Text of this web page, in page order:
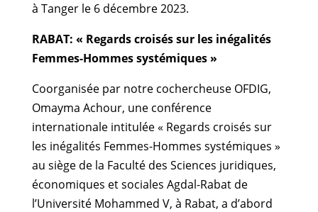
à Tanger le 6 décembre 2023.
RABAT: « Regards croisés sur les inégalités
Femmes-Hommes systémiques »
Coorganisée par notre cochercheuse OFDIG,
Omayma Achour, une conférence
internationale intitulée « Regards croisés sur
les inégalités Femmes-Hommes systémiques »
au siège de la Faculté des Sciences juridiques,
économiques et sociales Agdal-Rabat de
l’Université Mohammed V, à Rabat, a d’abord